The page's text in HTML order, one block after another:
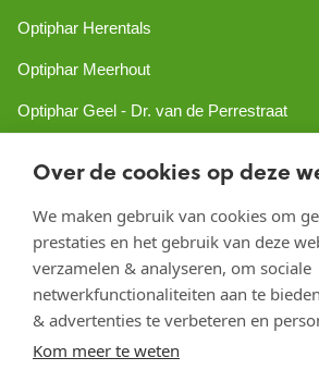
Over de cookies op deze
We maken gebruik van cookies om
prestaties en het gebruik van deze
verzamelen & analyseren, om sociale
netwerkfunctionaliteiten aan te
& advertenties te verbeteren en
Kom meer te weten
Optiphar Herentals
Optiphar Meerhout
Optiphar Geel - Dr. van de Perrestraat
Optiphar Mol
Copyright 2026 optiphar.com. Alle rechten